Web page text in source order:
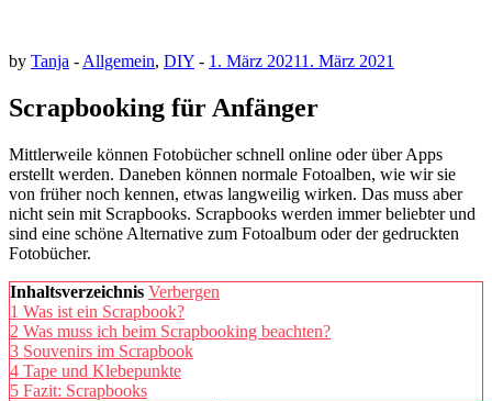
by Tanja - Allgemein, DIY - 1. März 20211. März 2021
Scrapbooking für Anfänger
Mittlerweile können Fotobücher schnell online oder über Apps
erstellt werden. Daneben können normale Fotoalben, wie wir sie
von früher noch kennen, etwas langweilig wirken. Das muss aber
nicht sein mit Scrapbooks. Scrapbooks werden immer beliebter und
sind eine schöne Alternative zum Fotoalbum oder der gedruckten
Fotobücher.
Inhaltsverzeichnis Verbergen
1 Was ist ein Scrapbook?
2 Was muss ich beim Scrapbooking beachten?
3 Souvenirs im Scrapbook
4 Tape und Klebepunkte
5 Fazit: Scrapbooks